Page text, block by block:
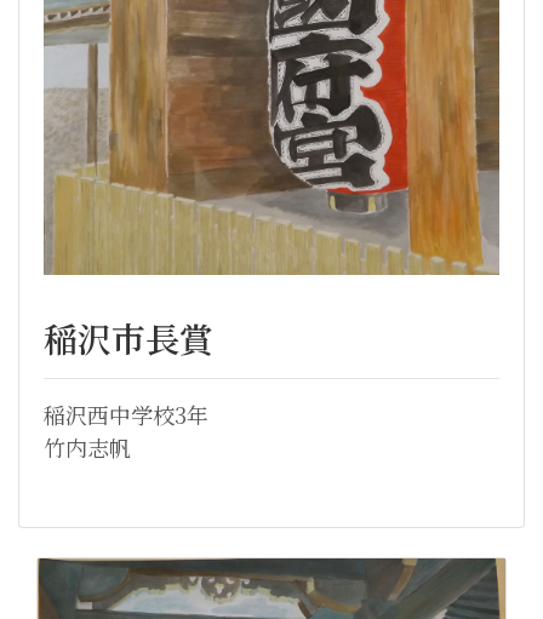
稲沢市長賞
稲沢西中学校3年
竹内志帆